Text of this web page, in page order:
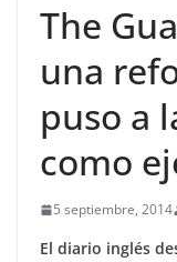
The
una
puso a
como
5 septiembre, 2014
El diario inglés